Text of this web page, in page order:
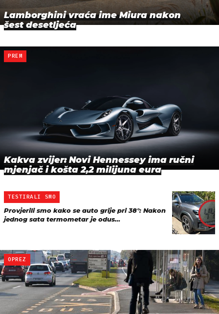
Lamborghini vraća ime Miura nakon
šest desetljeća
PREM
Kakva zvijer: Novi Hennessey ima ručni
mjenjač i košta 2,2 milijuna eura
TESTIRALI SMO
Provjerili smo kako se auto grije pri 38°: Nakon
jednog sata termometar je odus…
OPREZ